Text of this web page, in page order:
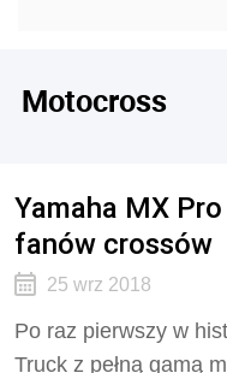
Motocross
Yamaha MX
fanów crossów
25 wrz 2018
Po raz pierwszy w
Truck z pełną gamą